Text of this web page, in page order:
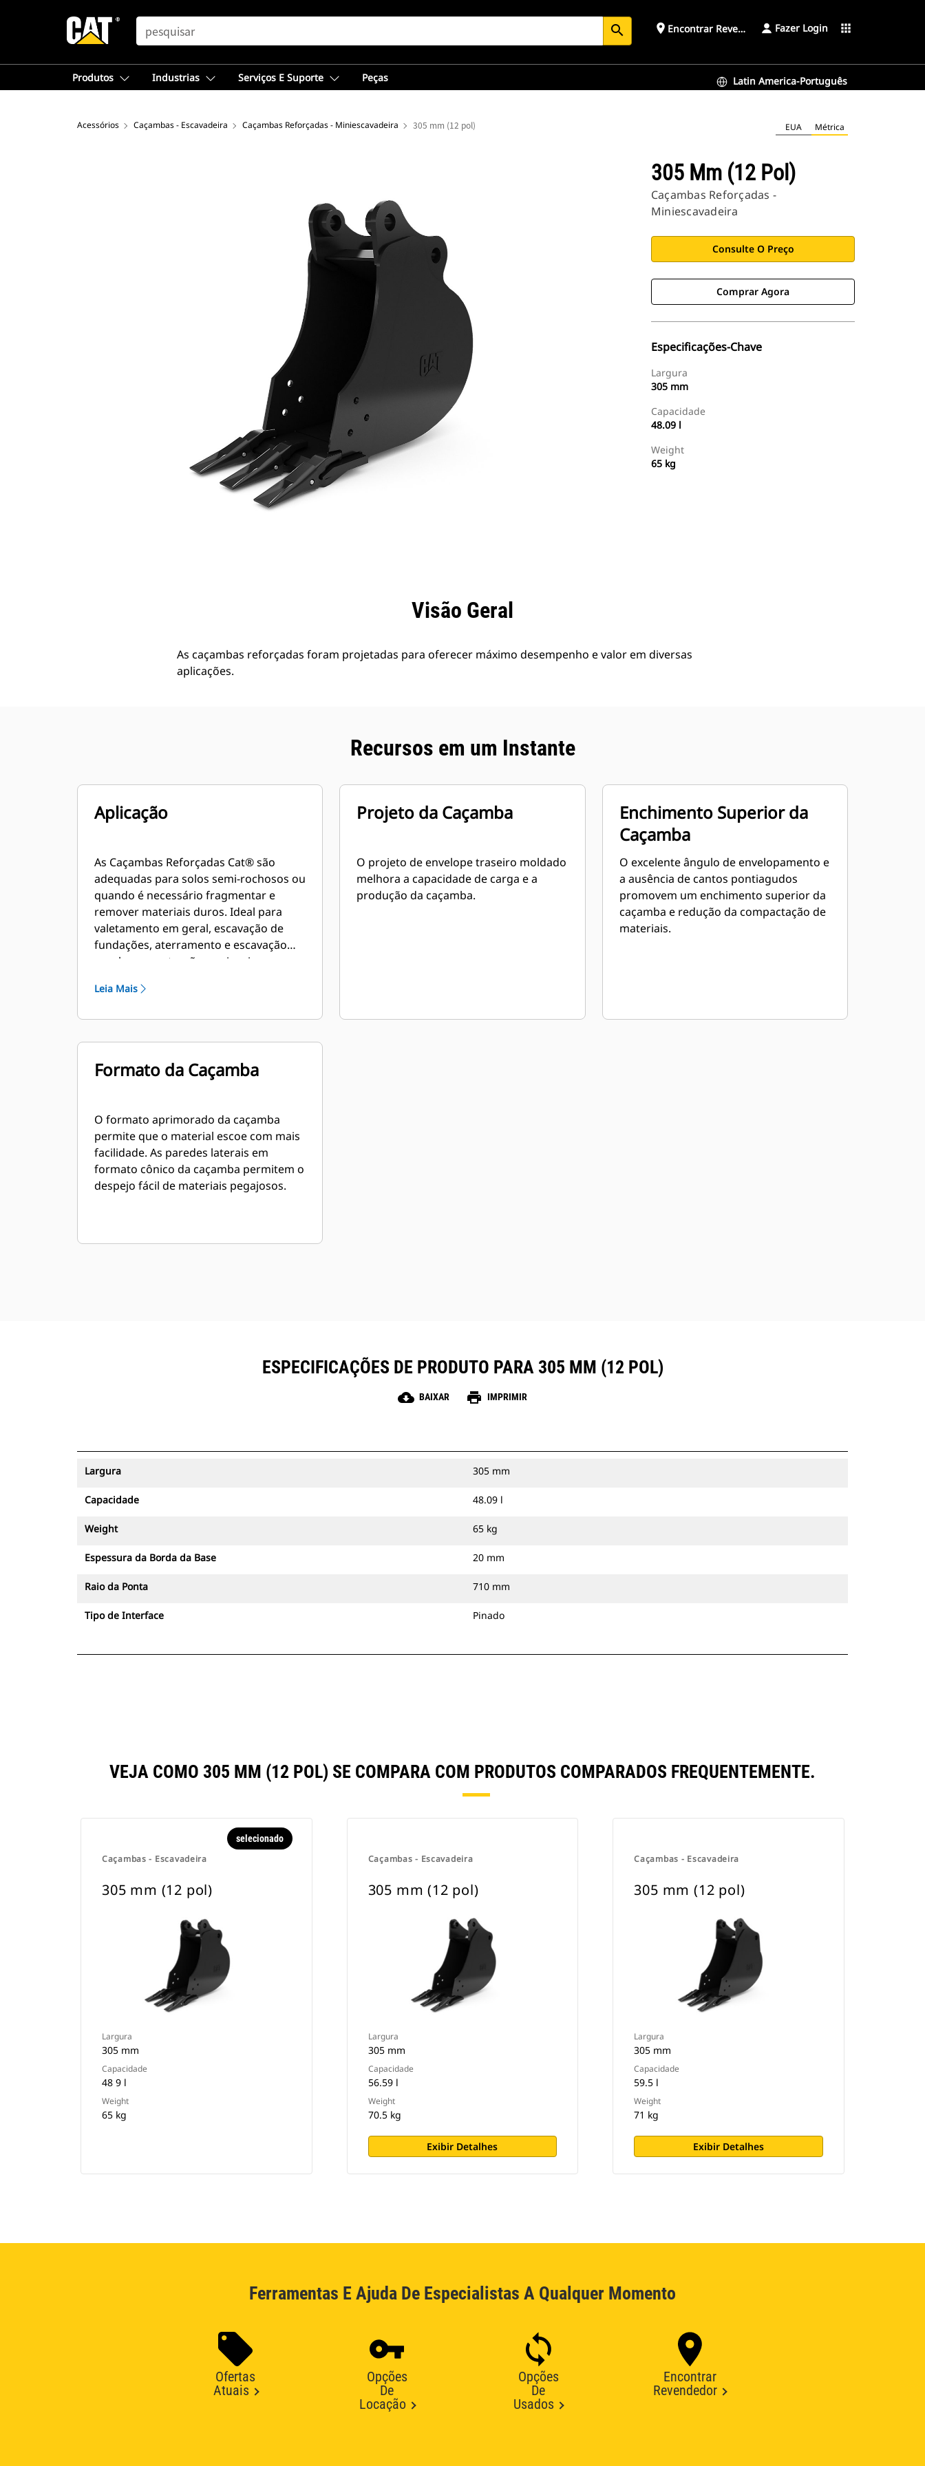
SEARCH search place Encontrar Revendedor Fazer Login apps
Produtos Industrias Serviços E Suporte Peças Latin America-Português
Acessórios Caçambas - Escavadeira Caçambas Reforçadas - Miniescavadeira 305 mm (12 pol) EUA Métrica
305 Mm (12 Pol)
Caçambas Reforçadas -
Miniescavadeira
Consulte O Preço
Comprar Agora
Especificações-Chave
Largura
305 mm
Capacidade
48.09 l
Weight
65 kg
Visão Geral
As caçambas reforçadas foram projetadas para oferecer máximo desempenho e valor em diversas
aplicações.
Recursos em um Instante
Aplicação
As Caçambas Reforçadas Cat® são
adequadas para solos semi-rochosos ou
quando é necessário fragmentar e
remover materiais duros. Ideal para
valetamento em geral, escavação de
fundações, aterramento e escavação
geral em construções, paisagismo e
Leia Mais
Projeto da Caçamba
O projeto de envelope traseiro moldado
melhora a capacidade de carga e a
produção da caçamba.
Enchimento Superior da
Caçamba
O excelente ângulo de envelopamento e
a ausência de cantos pontiagudos
promovem um enchimento superior da
caçamba e redução da compactação de
materiais.
Formato da Caçamba
O formato aprimorado da caçamba
permite que o material escoe com mais
facilidade. As paredes laterais em
formato cônico da caçamba permitem o
despejo fácil de materiais pegajosos.
ESPECIFICAÇÕES DE PRODUTO PARA 305 MM (12 POL)
cloud_download BAIXAR print IMPRIMIR
Largura 305 mm
Capacidade 48.09 l
Weight 65 kg
Espessura da Borda da Base 20 mm
Raio da Ponta 710 mm
Tipo de Interface Pinado
VEJA COMO 305 MM (12 POL) SE COMPARA COM PRODUTOS COMPARADOS FREQUENTEMENTE.
Caçambas - Escavadeira
selecionado
305 mm (12 pol)
Largura
305 mm
Capacidade
48 9 l
Weight
65 kg
Caçambas - Escavadeira
305 mm (12 pol)
Largura
305 mm
Capacidade
56.59 l
Weight
70.5 kg
Exibir Detalhes
Caçambas - Escavadeira
305 mm (12 pol)
Largura
305 mm
Capacidade
59.5 l
Weight
71 kg
Exibir Detalhes
Ferramentas E Ajuda De Especialistas A Qualquer Momento
Ofertas
Atuais
Opções
De
Locação
Opções
De
Usados
Encontrar
Revendedor